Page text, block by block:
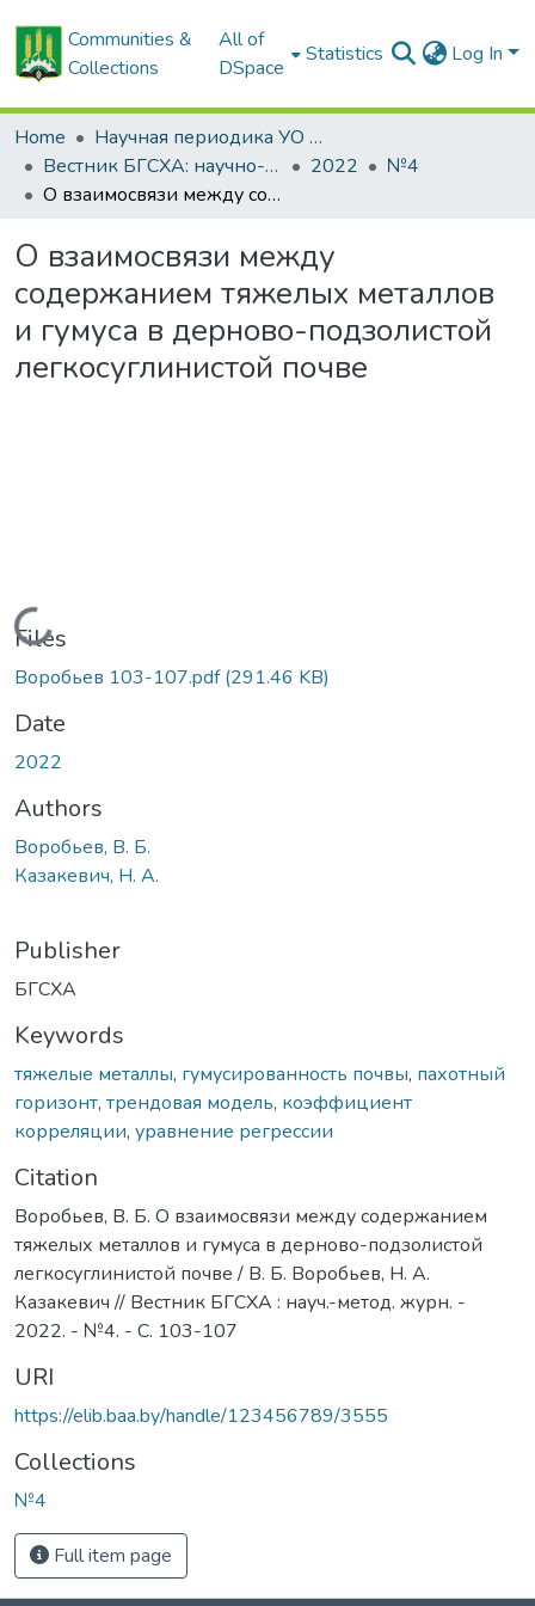
Communities &
Collections
All of
DSpace
Statistics Log In
Home
Научная периодика УО БГСХА
Вестник БГСХА: научно-методический журнал Белорусской государственной сельскохозяйственной академии
2022
№4
О взаимосвязи между содержанием тяжелых металлов и гумуса в дерново-подзолистой легкосуглинистой почве
О взаимосвязи между
содержанием тяжелых металлов
и гумуса в дерново-подзолистой
легкосуглинистой почве
Loading...
Files
Воробьев 103-107.pdf(291.46 KB)
Date
2022
Authors
Воробьев, В. Б.
Казакевич, Н. А.
Publisher
БГСХА
Keywords
тяжелые металлы, гумусированность почвы, пахотный
горизонт, трендовая модель, коэффициент
корреляции, уравнение регрессии
Citation
Воробьев, В. Б. О взаимосвязи между содержанием
тяжелых металлов и гумуса в дерново-подзолистой
легкосуглинистой почве / В. Б. Воробьев, Н. А.
Казакевич // Вестник БГСХА : науч.-метод. журн. -
2022. - №4. - С. 103-107
URI
https://elib.baa.by/handle/123456789/3555
Collections
№4
Full item page